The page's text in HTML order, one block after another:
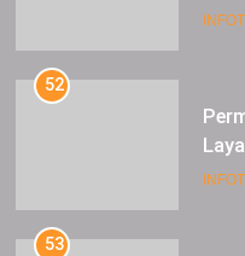
52
53